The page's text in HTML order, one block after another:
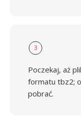
3
Poczekaj, aż
formatu tbz2;
pobrać.